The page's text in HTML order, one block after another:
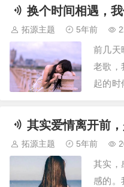
住年少
也曾在
17岁
样吗，
自己
换个时间相遇，
拓源主题 5年前
前几天
老歌，
起的时
士尼
没有派
他和别
可爱的
的情
其实爱情离开前
拓源主题 5年前
其实，
感的。